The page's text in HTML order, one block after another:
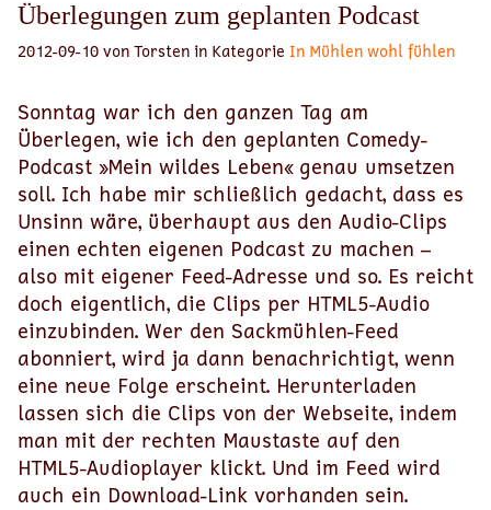
Überlegungen zum geplanten Podcast
2012-09-10 von Torsten in Kategorie In Mühlen wohl fühlen
Sonntag war ich den ganzen Tag am
Überlegen, wie ich den geplanten Comedy-
Podcast »Mein wildes Leben« genau umsetzen
soll. Ich habe mir schließlich gedacht, dass es
Unsinn wäre, überhaupt aus den Audio-Clips
einen echten eigenen Podcast zu machen –
also mit eigener Feed-Adresse und so. Es reicht
doch eigentlich, die Clips per HTML5-Audio
einzubinden. Wer den Sackmühlen-Feed
abonniert, wird ja dann benachrichtigt, wenn
eine neue Folge erscheint. Herunterladen
lassen sich die Clips von der Webseite, indem
man mit der rechten Maustaste auf den
HTML5-Audioplayer klickt. Und im Feed wird
auch ein Download-Link vorhanden sein.